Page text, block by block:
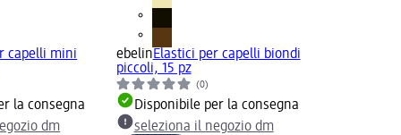
capelli mini
la consegna
dm
ebelinElastici per capelli biondi
piccoli, 15 pz
(0)
Disponibile per la consegna
seleziona il negozio dm